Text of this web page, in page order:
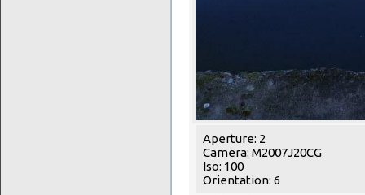
Aperture: 2
Camera: M2007J20CG
Iso: 100
Orientation: 6